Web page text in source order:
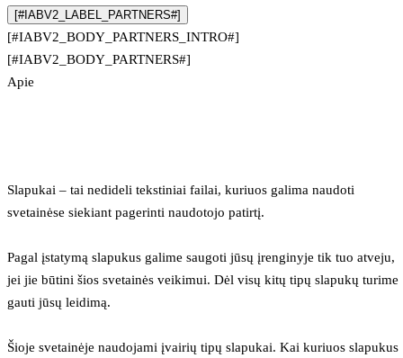
[#IABV2_LABEL_PARTNERS#]
[#IABV2_BODY_PARTNERS_INTRO#]
[#IABV2_BODY_PARTNERS#]
Apie
Slapukai – tai nedideli tekstiniai failai, kuriuos galima naudoti
svetainėse siekiant pagerinti naudotojo patirtį.
Pagal įstatymą slapukus galime saugoti jūsų įrenginyje tik tuo atveju,
jei jie būtini šios svetainės veikimui. Dėl visų kitų tipų slapukų turime
gauti jūsų leidimą.
Šioje svetainėje naudojami įvairių tipų slapukai. Kai kuriuos slapukus